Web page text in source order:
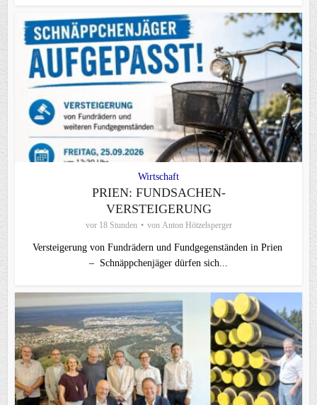
Wirtschaft
PRIEN: FUNDSACHEN-
VERSTEIGERUNG
vor 18 Stunden von Anton Hötzelsperger
Versteigerung von Fundrädern und Fundgegenständen in Prien
– Schnäppchenjäger dürfen sich...